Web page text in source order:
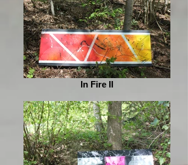
In Fire II